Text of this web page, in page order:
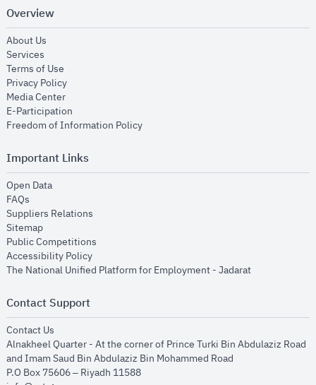
Overview
About Us
Services
Terms of Use
Privacy Policyopens in new window
Media Centeropens in new window
E-Participation
Freedom of Information Policyopens in new window
Important Links
Open Dataopens in new window
FAQs
Suppliers Relations
Sitemapopens in new window
Public Competitions
Accessibility Policyopens in new window
The National Unified Platform for Employment - Jadaratopens in new
Contact Support
Contact Us
Alnakheel Quarter - At the corner of Prince Turki Bin Abdulaziz Road
and Imam Saud Bin Abdulaziz Bin Mohammed Road​
P.O Box 75606 – Riyadh 11588